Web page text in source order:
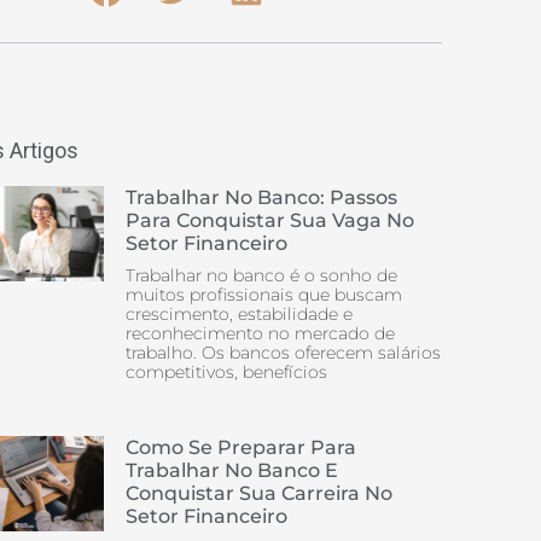
Artigos
Trabalhar No Banco: Passos
Para Conquistar Sua Vaga No
Setor Financeiro
Trabalhar no banco é o sonho de
muitos profissionais que buscam
crescimento, estabilidade e
reconhecimento no mercado de
trabalho. Os bancos oferecem salários
competitivos, benefícios
Como Se Preparar Para
Trabalhar No Banco E
Conquistar Sua Carreira No
Setor Financeiro